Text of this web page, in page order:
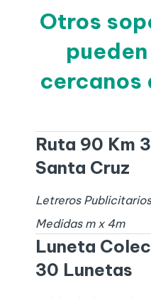
Otros
cercanos
Ruta 90 Km
Santa Cruz
Letreros Publicitarios
Medidas m x 4m
Luneta
30 Lunetas